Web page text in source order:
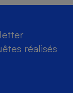
réalisés